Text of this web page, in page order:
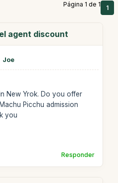
Página 1 de 1 1
agent discount
Joe
New Yrok. Do you offer
Picchu admission
you
Responder